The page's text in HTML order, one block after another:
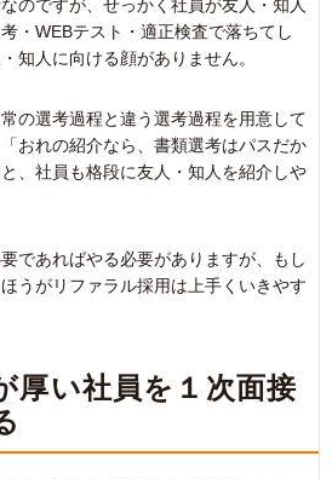
のですが、せっかく社員が友人・知人
・WEBテスト・適正検査で落ちてし
知人に向ける顔がありません。
の選考過程と違う選考過程を用意して
おれの紹介なら、書類選考はパスだか
、社員も格段に友人・知人を紹介しや
であればやる必要がありますが、もし
うがリファラル採用は上手くいきやす
厚い社員を１次面接